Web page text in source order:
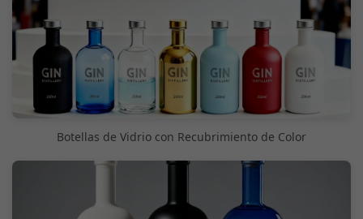
Botellas de Vidrio con Recubrimiento de Color